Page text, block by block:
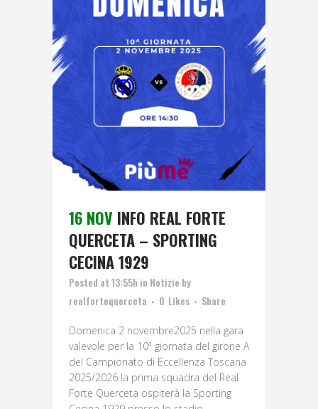
16 NOV INFO REAL FORTE
QUERCETA – SPORTING
CECINA 1929
Posted at 13:55h in Notizie by
realfortequerceta
0 Likes Share
Domenica 2 novembre2025 nella gara
valevole per la 10ª giornata del girone A
del Campionato di Eccellenza Toscana
2025/2026 la prima squadra del Real
Forte Querceta ospiterà la Sporting